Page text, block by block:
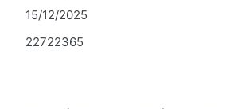
15/12/2025
22722365